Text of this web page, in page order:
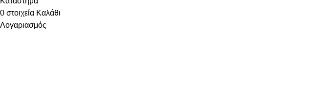
0 στοιχεία Καλάθι
Λογαριασμός